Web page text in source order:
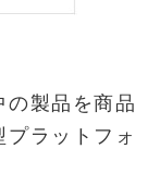
の製品を商品
ラットフォ